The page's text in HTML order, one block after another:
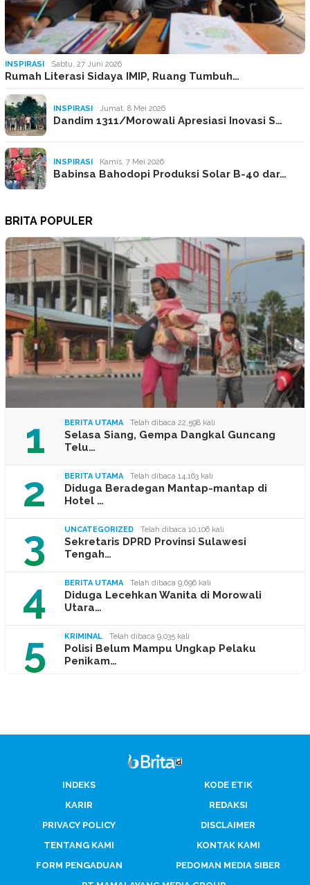
INSPIRASI Sabtu, 27 Juni 2026
Rumah Literasi Sidaya IMIP, Ruang Tumbuh…
INSPIRASI Jumat, 8 Mei 2026
Dandim 1311/Morowali Apresiasi Inovasi S…
INSPIRASI Kamis, 7 Mei 2026
Babinsa Bahodopi Produksi Solar B-40 dar…
BRITA POPULER
1 BERITA UTAMA Telah dibaca 22,598 kali
Selasa Siang, Gempa Dangkal Guncang
Telu…
2 BERITA UTAMA Telah dibaca 14,163 kali
Diduga Beradegan Mantap-mantap di
Hotel …
3 UNCATEGORIZED Telah dibaca 10,106 kali
Sekretaris DPRD Provinsi Sulawesi
Tengah…
4 BERITA UTAMA Telah dibaca 9,696 kali
Diduga Lecehkan Wanita di Morowali
Utara…
5 KRIMINAL Telah dibaca 9,035 kali
Polisi Belum Mampu Ungkap Pelaku
Penikam…
INDEKS
KODE ETIK
KARIR
REDAKSI
PRIVACY POLICY
DISCLAIMER
TENTANG KAMI
KONTAK KAMI
FORM PENGADUAN
PEDOMAN MEDIA SIBER